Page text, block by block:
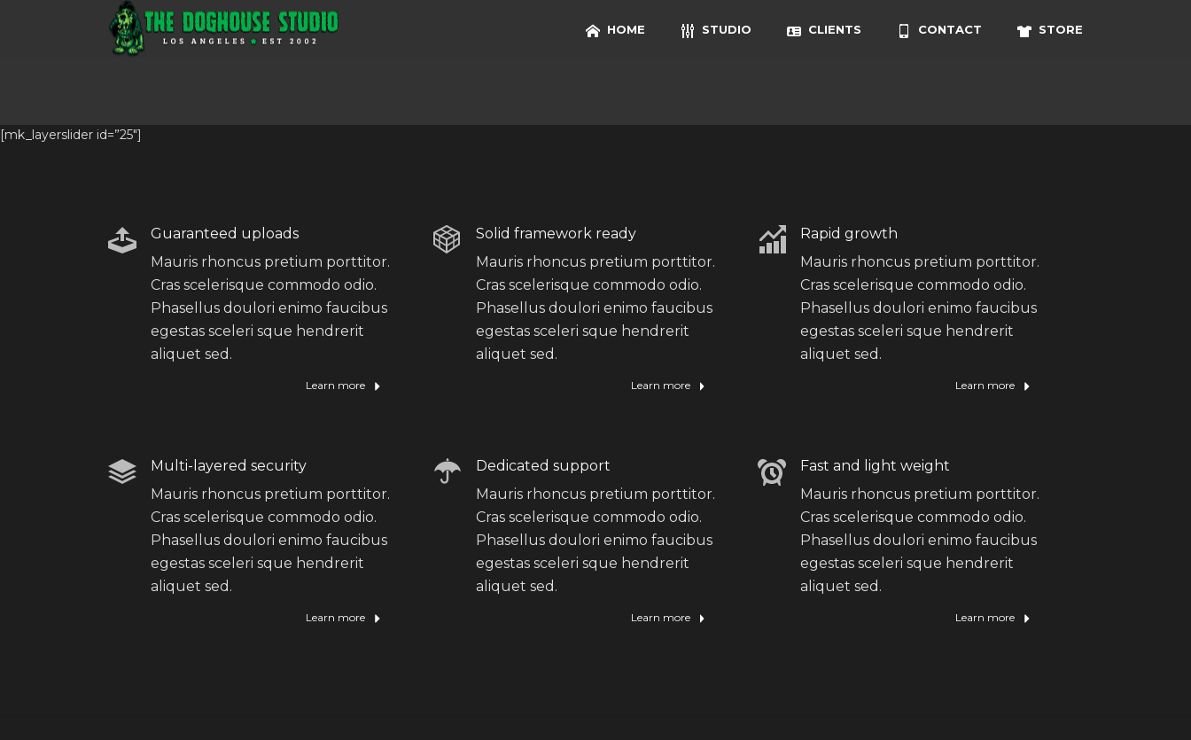
HOME STUDIO CLIENTS CONTACT STORE
[mk_layerslider id=”25″]
Guaranteed uploads
Mauris rhoncus pretium porttitor.
Cras scelerisque commodo odio.
Phasellus doulori enimo faucibus
egestas sceleri sque hendrerit
aliquet sed.
Learn more
Solid framework ready
Mauris rhoncus pretium porttitor.
Cras scelerisque commodo odio.
Phasellus doulori enimo faucibus
egestas sceleri sque hendrerit
aliquet sed.
Learn more
Rapid growth
Mauris rhoncus pretium porttitor.
Cras scelerisque commodo odio.
Phasellus doulori enimo faucibus
egestas sceleri sque hendrerit
aliquet sed.
Learn more
Multi-layered security
Mauris rhoncus pretium porttitor.
Cras scelerisque commodo odio.
Phasellus doulori enimo faucibus
egestas sceleri sque hendrerit
aliquet sed.
Learn more
Dedicated support
Mauris rhoncus pretium porttitor.
Cras scelerisque commodo odio.
Phasellus doulori enimo faucibus
egestas sceleri sque hendrerit
aliquet sed.
Learn more
Fast and light weight
Mauris rhoncus pretium porttitor.
Cras scelerisque commodo odio.
Phasellus doulori enimo faucibus
egestas sceleri sque hendrerit
aliquet sed.
Learn more